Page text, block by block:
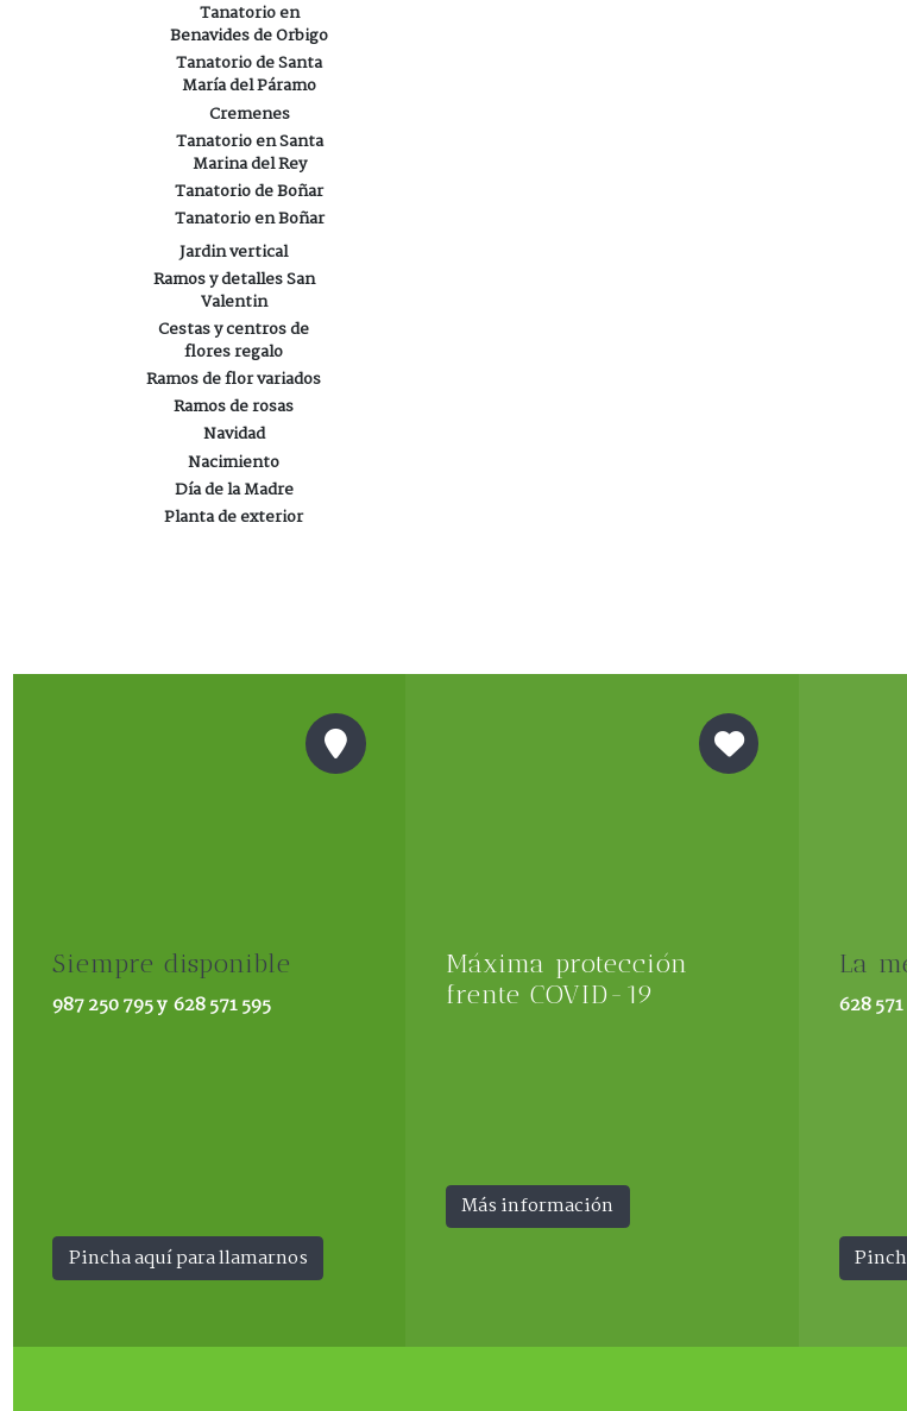
Tanatorio en
Benavides de Orbigo
Tanatorio de Santa
María del Páramo
Cremenes
Tanatorio en Santa
Marina del Rey
Tanatorio de Boñar
Tanatorio en Boñar
Jardin vertical
Ramos y detalles San
Valentin
Cestas y centros de
flores regalo
Ramos de flor variados
Ramos de rosas
Navidad
Nacimiento
Día de la Madre
Planta de exterior
Siempre disponible
987 250 795 y 628 571 595
Pincha aquí para llamarnos
Máxima protección
frente COVID-19
Más información
La
628